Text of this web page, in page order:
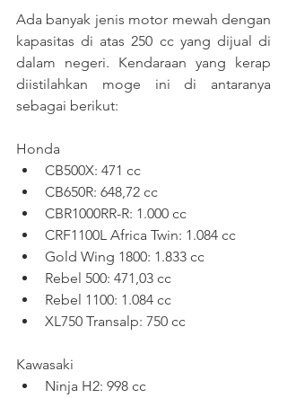
Ada banyak jenis motor mewah dengan
kapasitas di atas 250 cc yang dijual di
dalam negeri. Kendaraan yang kerap
diistilahkan moge ini di antaranya
sebagai berikut:
Honda
CB500X: 471 cc
CB650R: 648,72 cc
CBR1000RR-R: 1.000 cc
CRF1100L Africa Twin: 1.084 cc
Gold Wing 1800: 1.833 cc
Rebel 500: 471,03 cc
Rebel 1100: 1.084 cc
XL750 Transalp: 750 cc
Kawasaki
Ninja H2: 998 cc